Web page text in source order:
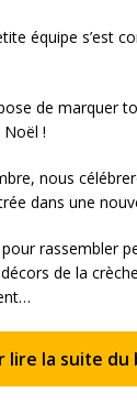
équipe s’est
de marquer
!
nous
dans une
rassembler
de la
lire la suite du